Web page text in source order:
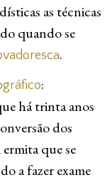
as técnicas
quando se
.
:
há trinta anos
dos
que se
a fazer exame